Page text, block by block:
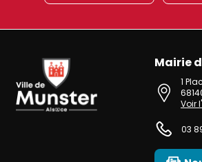
Ville de Munster (Alsace) Située au cœur
Mairie
1
Voir
03